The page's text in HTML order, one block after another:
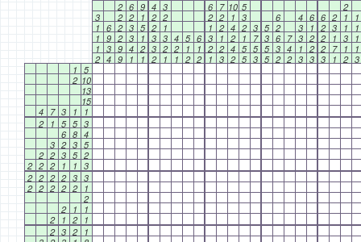
2 6 9 4 3 6 7 10 5
2
3
2 2 1 2 2 2 2 1 3 6 4 6 6 2 1
1
1 6 2 3 5 2 1 1 2 4 2 3 5 2 3 1 2 3 1
1
1 9 2 3 1 3 3 4 5 6 3 1 2 1 7 3 6 7 3 2 2 1 3
1
1 3 9 4 2 3 2 2 1 1 2 2 4 5 5 5 3 4 1 2 2 7 1
1
2 4 9 1 1 2 1 1 2 2 1 3 2 5 3 5 2 2 3 3 3 1 2 3
1 5
2 10
13
15
4 7 3 1
1
2
1 5 5 3
6 8 4
3 2 3 5
2 2 3 5 2
2 2 2 1 1 3
2 2 2 2 3 3
2 2 2 2 2
1
2
2
1
1
2
1 2
1
2 3 2
1